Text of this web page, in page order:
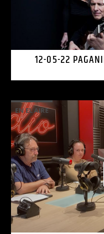
12-05-22
EN EL AIRE